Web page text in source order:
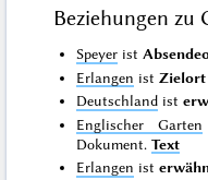
Beziehungen zu
Speyer ist
Erlangen ist
Deutschland ist
Englischer Garten
Dokument.Text
Erlangen ist